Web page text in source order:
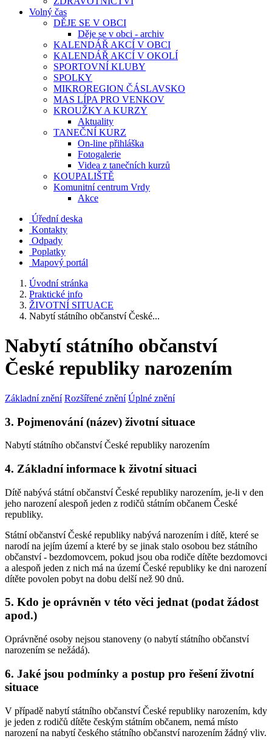
Volný čas
DĚJE SE V OBCI
Děje se v obci - archiv
KALENDÁŘ AKCÍ V OBCI
KALENDÁŘ AKCÍ V OKOLÍ
SPORTOVNÍ KLUBY
SPOLKY
MIKROREGION ČÁSLAVSKO
MAS LÍPA PRO VENKOV
KROUŽKY A KURZY
Aktuality
TANEČNÍ KURZ
On-line přihláška
Fotogalerie
Videa z tanečních kurzů
KOUPALIŠTĚ
Komunitní centrum Vrdy
Akce
Úřední deska
Kontakty
Odpady
Poplatky
Mapový portál
Úvodní stránka
Praktické info
ŽIVOTNÍ SITUACE
Nabytí státního občanství České...
Nabytí státního občanství
České republiky narozením
Základní znění Rozšířené znění Úplné znění
3. Pojmenování (název) životní situace
Nabytí státního občanství České republiky narozením
4. Základní informace k životní situaci
Dítě nabývá státní občanství České republiky narozením, je-li v den
jeho narození alespoň jeden z rodičů státním občanem České
republiky.
Státní občanství České republiky nabývá narozením i dítě, které se
narodí na jejím území a které by se jinak stalo osobou bez státního
občanství - bezdomovcem, pokud jsou oba rodiče dítěte bezdomovci
a alespoň jeden z nich má na území České republiky ke dni narození
dítěte povolen pobyt na dobu delší než 90 dnů.
5. Kdo je oprávněn v této věci jednat (podat žádost
apod.)
Oprávněné osoby nejsou stanoveny (o nabytí státního občanství
narozením se nežádá).
6. Jaké jsou podmínky a postup pro řešení životní
situace
V případě nabytí státního občanství České republiky narozením, kdy
je jeden z rodičů dítěte českým státním občanem, nemá místo
narození na nabytí českého státního občanství narozením žádný vliv.